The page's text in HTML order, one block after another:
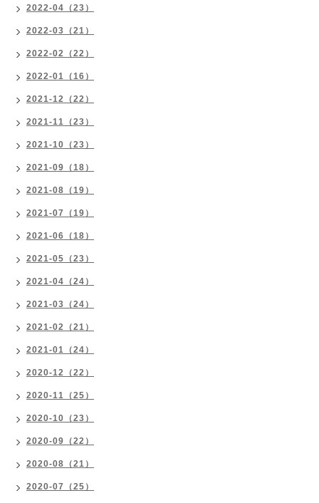
2022-04（23）
2022-03（21）
2022-02（22）
2022-01（16）
2021-12（22）
2021-11（23）
2021-10（23）
2021-09（18）
2021-08（19）
2021-07（19）
2021-06（18）
2021-05（23）
2021-04（24）
2021-03（24）
2021-02（21）
2021-01（24）
2020-12（22）
2020-11（25）
2020-10（23）
2020-09（22）
2020-08（21）
2020-07（25）